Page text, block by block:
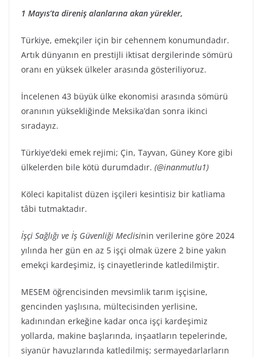
1 Mayıs’ta direniş alanlarına akan yürekler,
Türkiye, emekçiler için bir cehennem konumundadır.
Artık dünyanın en prestijli iktisat dergilerinde sömürü
oranı en yüksek ülkeler arasında gösteriliyoruz.
İncelenen 43 büyük ülke ekonomisi arasında sömürü
oranının yüksekliğinde Meksika’dan sonra ikinci
sıradayız.
Türkiye’deki emek rejimi; Çin, Tayvan, Güney Kore gibi
ülkelerden bile kötü durumdadır. (@inanmutlu1)
Köleci kapitalist düzen işçileri kesintisiz bir katliama
tâbi tutmaktadır.
İşçi Sağlığı ve İş Güvenliği Meclisinin verilerine göre 2024
yılında her gün en az 5 işçi olmak üzere 2 bine yakın
emekçi kardeşimiz, iş cinayetlerinde katledilmiştir.
MESEM öğrencisinden mevsimlik tarım işçisine,
gencinden yaşlısına, mültecisinden yerlisine,
kadınından erkeğine kadar onca işçi kardeşimiz
yollarda, makine başlarında, inşaatların tepelerinde,
siyanür havuzlarında katledilmiş; sermayedarlarların